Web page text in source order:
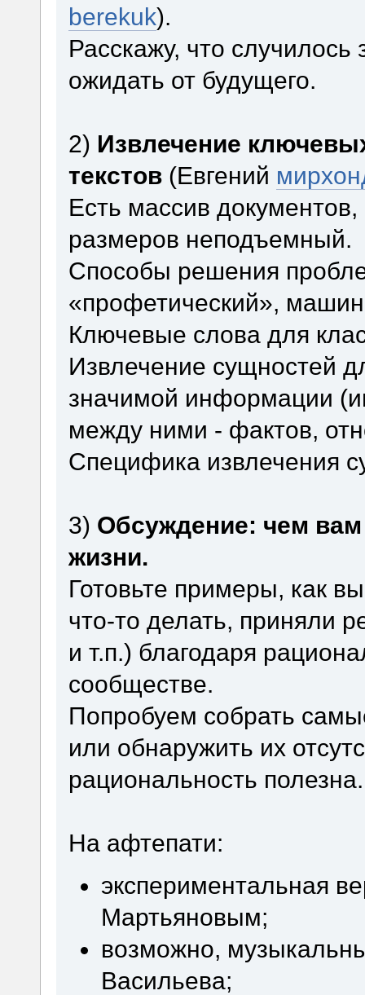
berekuk).
Расскажу, что случилось
ожидать от будущего.
2) Извлечение
текстов(Евгений
Есть массив
размеров неподъемный.
Способы решения
«профетический»,
Ключевые слова для
Извлечение сущностей
значимой информации
между ними - фактов,
Специфика извлечения
3) Обсуждение: чем вам
жизни.
Готовьте примеры, как
что-то делать, приняли
и т.п.) благодаря
сообществе.
Попробуем собрать
или обнаружить их
рациональность полезна.
На афтепати:
экспериментальная
Мартьяновым;
возможно,
Васильева;